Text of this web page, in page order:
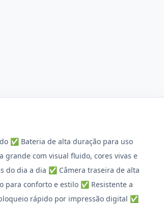
✅ Bateria de alta duração para uso
com visual fluido, cores vivas e
do dia a dia ✅ Câmera traseira de alta
para conforto e estilo ✅ Resistente a
rápido por impressão digital ✅